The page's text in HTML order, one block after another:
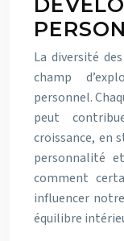
La diversité
champ
personnel.
peut
croissance, en
personnalité
comment
influencer
équilibre